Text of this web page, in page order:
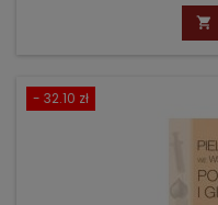

- 32.10 zł